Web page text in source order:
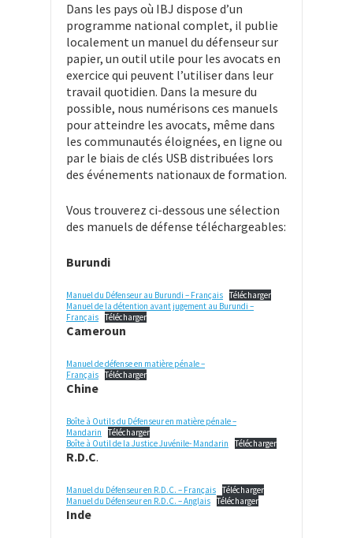
Dans les pays où IBJ dispose d’un
programme national complet, il publie
localement un manuel du défenseur sur
papier, un outil utile pour les avocats en
exercice qui peuvent l’utiliser dans leur
travail quotidien. Dans la mesure du
possible, nous numérisons ces manuels
pour atteindre les avocats, même dans
les communautés éloignées, en ligne ou
par le biais de clés USB distribuées lors
des événements nationaux de formation.
Vous trouverez ci-dessous une sélection
des manuels de défense téléchargeables:
Burundi
Manuel du Défenseur au Burundi – Français Télécharger
Manuel de la détention avant jugement au Burundi –
Français Télécharger
Cameroun
Manuel de défense en matière pénale –
Français Télécharger
Chine
Boîte à Outils du Défenseur en matière pénale –
Mandarin
Télécharger
Boîte à Outil de la Justice Juvénile- Mandarin
Télécharger
R.D.C.
Manuel du Défenseur en R.D.C. – Français Télécharger
Manuel du Défenseur en R.D.C. – Anglais Télécharger
Inde